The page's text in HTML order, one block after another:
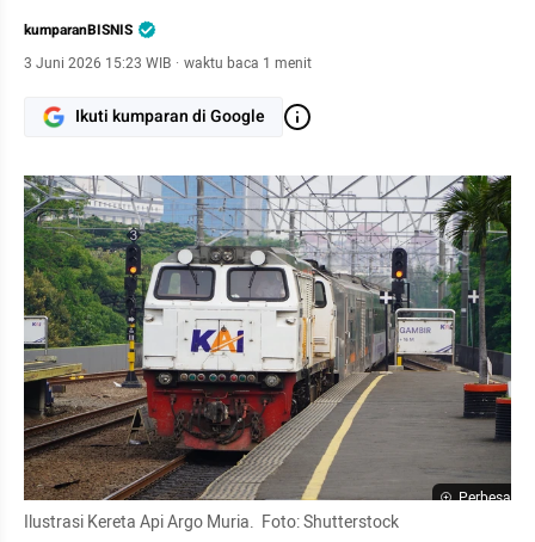
kumparanBISNIS
3 Juni 2026 15:23 WIB · waktu baca 1 menit
Ikuti kumparan di Google
Perbesar
Ilustrasi Kereta Api Argo Muria.  Foto: Shutterstock